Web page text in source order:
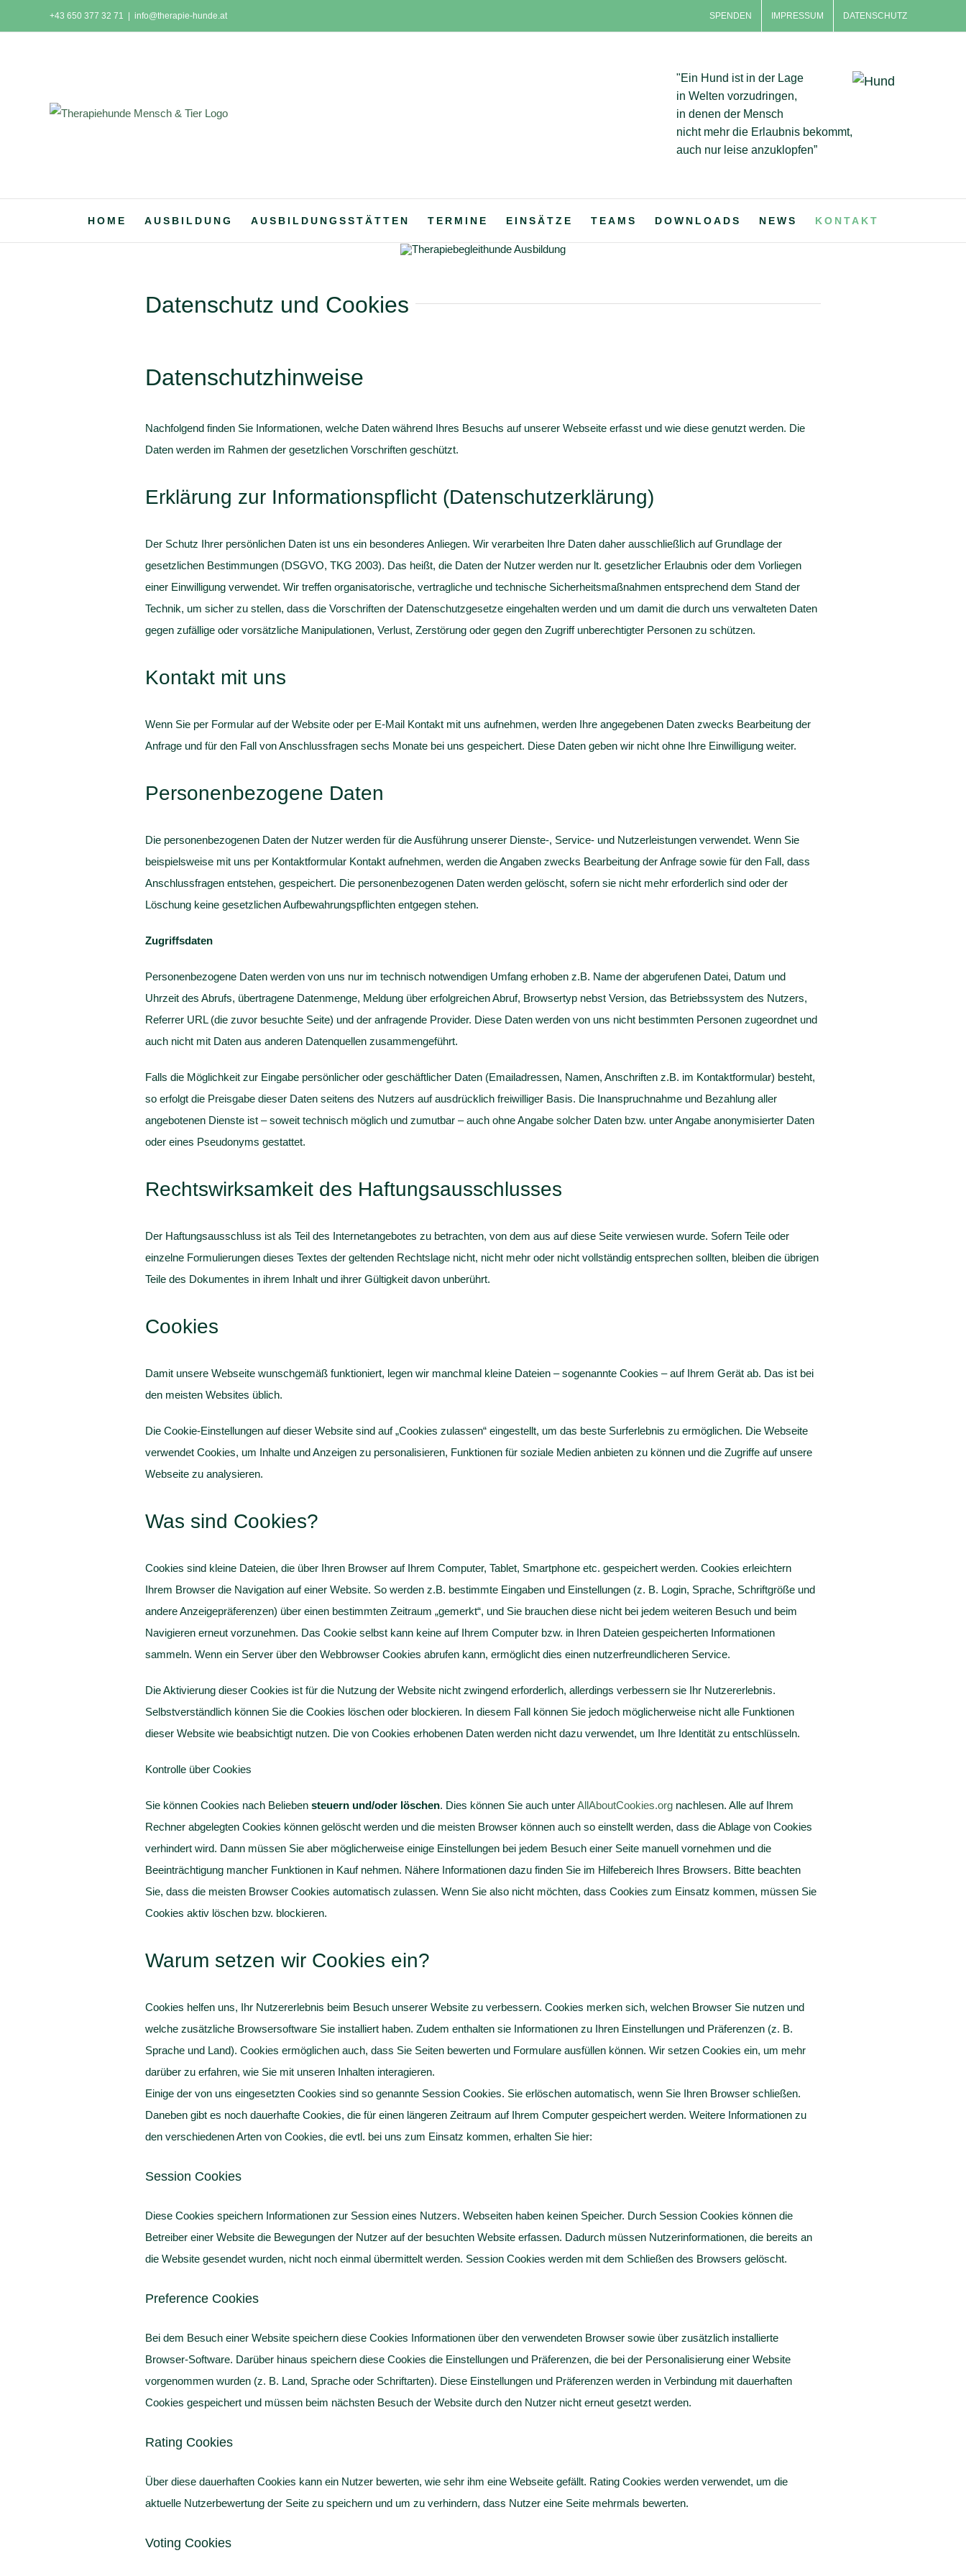
to
+43 650 377 32 71 info@therapie-hunde.at SPENDEN IMPRESSUM DATENSCHUTZ
"Ein Hund ist in der Lage
in Welten vorzudringen,
in denen der Mensch
nicht mehr die Erlaubnis bekommt,
auch nur leise anzuklopfen”
HOME AUSBILDUNG AUSBILDUNGSSTÄTTEN TERMINE EINSÄTZE TEAMS DOWNLOADS NEWS KONTAKT
Datenschutz und Cookies
Datenschutzhinweise
Nachfolgend finden Sie Informationen, welche Daten während Ihres Besuchs auf unserer Webseite erfasst und wie diese genutzt werden. Die
Daten werden im Rahmen der gesetzlichen Vorschriften geschützt.
Erklärung zur Informationspflicht (Datenschutzerklärung)
Der Schutz Ihrer persönlichen Daten ist uns ein besonderes Anliegen. Wir verarbeiten Ihre Daten daher ausschließlich auf Grundlage der
gesetzlichen Bestimmungen (DSGVO, TKG 2003). Das heißt, die Daten der Nutzer werden nur lt. gesetzlicher Erlaubnis oder dem Vorliegen
einer Einwilligung verwendet. Wir treffen organisatorische, vertragliche und technische Sicherheitsmaßnahmen entsprechend dem Stand der
Technik, um sicher zu stellen, dass die Vorschriften der Datenschutzgesetze eingehalten werden und um damit die durch uns verwalteten Daten
gegen zufällige oder vorsätzliche Manipulationen, Verlust, Zerstörung oder gegen den Zugriff unberechtigter Personen zu schützen.
Kontakt mit uns
Wenn Sie per Formular auf der Website oder per E-Mail Kontakt mit uns aufnehmen, werden Ihre angegebenen Daten zwecks Bearbeitung der
Anfrage und für den Fall von Anschlussfragen sechs Monate bei uns gespeichert. Diese Daten geben wir nicht ohne Ihre Einwilligung weiter.
Personenbezogene Daten
Die personenbezogenen Daten der Nutzer werden für die Ausführung unserer Dienste-, Service- und Nutzerleistungen verwendet. Wenn Sie
beispielsweise mit uns per Kontaktformular Kontakt aufnehmen, werden die Angaben zwecks Bearbeitung der Anfrage sowie für den Fall, dass
Anschlussfragen entstehen, gespeichert. Die personenbezogenen Daten werden gelöscht, sofern sie nicht mehr erforderlich sind oder der
Löschung keine gesetzlichen Aufbewahrungspflichten entgegen stehen.
Zugriffsdaten
Personenbezogene Daten werden von uns nur im technisch notwendigen Umfang erhoben z.B. Name der abgerufenen Datei, Datum und
Uhrzeit des Abrufs, übertragene Datenmenge, Meldung über erfolgreichen Abruf, Browsertyp nebst Version, das Betriebssystem des Nutzers,
Referrer URL (die zuvor besuchte Seite) und der anfragende Provider. Diese Daten werden von uns nicht bestimmten Personen zugeordnet und
auch nicht mit Daten aus anderen Datenquellen zusammengeführt.
Falls die Möglichkeit zur Eingabe persönlicher oder geschäftlicher Daten (Emailadressen, Namen, Anschriften z.B. im Kontaktformular) besteht,
so erfolgt die Preisgabe dieser Daten seitens des Nutzers auf ausdrücklich freiwilliger Basis. Die Inanspruchnahme und Bezahlung aller
angebotenen Dienste ist – soweit technisch möglich und zumutbar – auch ohne Angabe solcher Daten bzw. unter Angabe anonymisierter Daten
oder eines Pseudonyms gestattet.
Rechtswirksamkeit des Haftungsausschlusses
Der Haftungsausschluss ist als Teil des Internetangebotes zu betrachten, von dem aus auf diese Seite verwiesen wurde. Sofern Teile oder
einzelne Formulierungen dieses Textes der geltenden Rechtslage nicht, nicht mehr oder nicht vollständig entsprechen sollten, bleiben die übrigen
Teile des Dokumentes in ihrem Inhalt und ihrer Gültigkeit davon unberührt.
Cookies
Damit unsere Webseite wunschgemäß funktioniert, legen wir manchmal kleine Dateien – sogenannte Cookies – auf Ihrem Gerät ab. Das ist bei
den meisten Websites üblich.
Die Cookie-Einstellungen auf dieser Website sind auf „Cookies zulassen“ eingestellt, um das beste Surferlebnis zu ermöglichen. Die Webseite
verwendet Cookies, um Inhalte und Anzeigen zu personalisieren, Funktionen für soziale Medien anbieten zu können und die Zugriffe auf unsere
Webseite zu analysieren.
Was sind Cookies?
Cookies sind kleine Dateien, die über Ihren Browser auf Ihrem Computer, Tablet, Smartphone etc. gespeichert werden. Cookies erleichtern
Ihrem Browser die Navigation auf einer Website. So werden z.B. bestimmte Eingaben und Einstellungen (z. B. Login, Sprache, Schriftgröße und
andere Anzeigepräferenzen) über einen bestimmten Zeitraum „gemerkt“, und Sie brauchen diese nicht bei jedem weiteren Besuch und beim
Navigieren erneut vorzunehmen. Das Cookie selbst kann keine auf Ihrem Computer bzw. in Ihren Dateien gespeicherten Informationen
sammeln. Wenn ein Server über den Webbrowser Cookies abrufen kann, ermöglicht dies einen nutzerfreundlicheren Service.
Die Aktivierung dieser Cookies ist für die Nutzung der Website nicht zwingend erforderlich, allerdings verbessern sie Ihr Nutzererlebnis.
Selbstverständlich können Sie die Cookies löschen oder blockieren. In diesem Fall können Sie jedoch möglicherweise nicht alle Funktionen
dieser Website wie beabsichtigt nutzen. Die von Cookies erhobenen Daten werden nicht dazu verwendet, um Ihre Identität zu entschlüsseln.
Kontrolle über Cookies
Sie können Cookies nach Belieben steuern und/oder löschen. Dies können Sie auch unterAllAboutCookies.orgnachlesen. Alle auf Ihrem
Rechner abgelegten Cookies können gelöscht werden und die meisten Browser können auch so einstellt werden, dass die Ablage von Cookies
verhindert wird. Dann müssen Sie aber möglicherweise einige Einstellungen bei jedem Besuch einer Seite manuell vornehmen und die
Beeinträchtigung mancher Funktionen in Kauf nehmen. Nähere Informationen dazu finden Sie im Hilfebereich Ihres Browsers. Bitte beachten
Sie, dass die meisten Browser Cookies automatisch zulassen. Wenn Sie also nicht möchten, dass Cookies zum Einsatz kommen, müssen Sie
Cookies aktiv löschen bzw. blockieren.
Warum setzen wir Cookies ein?
Cookies helfen uns, Ihr Nutzererlebnis beim Besuch unserer Website zu verbessern. Cookies merken sich, welchen Browser Sie nutzen und
welche zusätzliche Browsersoftware Sie installiert haben. Zudem enthalten sie Informationen zu Ihren Einstellungen und Präferenzen (z. B.
Sprache und Land). Cookies ermöglichen auch, dass Sie Seiten bewerten und Formulare ausfüllen können. Wir setzen Cookies ein, um mehr
darüber zu erfahren, wie Sie mit unseren Inhalten interagieren.
Einige der von uns eingesetzten Cookies sind so genannte Session Cookies. Sie erlöschen automatisch, wenn Sie Ihren Browser schließen.
Daneben gibt es noch dauerhafte Cookies, die für einen längeren Zeitraum auf Ihrem Computer gespeichert werden. Weitere Informationen zu
den verschiedenen Arten von Cookies, die evtl. bei uns zum Einsatz kommen, erhalten Sie hier:
Session Cookies
Diese Cookies speichern Informationen zur Session eines Nutzers. Webseiten haben keinen Speicher. Durch Session Cookies können die
Betreiber einer Website die Bewegungen der Nutzer auf der besuchten Website erfassen. Dadurch müssen Nutzerinformationen, die bereits an
die Website gesendet wurden, nicht noch einmal übermittelt werden. Session Cookies werden mit dem Schließen des Browsers gelöscht.
Preference Cookies
Bei dem Besuch einer Website speichern diese Cookies Informationen über den verwendeten Browser sowie über zusätzlich installierte
Browser-Software. Darüber hinaus speichern diese Cookies die Einstellungen und Präferenzen, die bei der Personalisierung einer Website
vorgenommen wurden (z. B. Land, Sprache oder Schriftarten). Diese Einstellungen und Präferenzen werden in Verbindung mit dauerhaften
Cookies gespeichert und müssen beim nächsten Besuch der Website durch den Nutzer nicht erneut gesetzt werden.
Rating Cookies
Über diese dauerhaften Cookies kann ein Nutzer bewerten, wie sehr ihm eine Webseite gefällt. Rating Cookies werden verwendet, um die
aktuelle Nutzerbewertung der Seite zu speichern und um zu verhindern, dass Nutzer eine Seite mehrmals bewerten.
Voting Cookies